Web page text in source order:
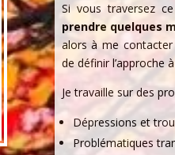
Si vous traversez
prendre quelques
alors à me
de définir l’approche
Je travaille sur des
Dépressions et
Problématiques